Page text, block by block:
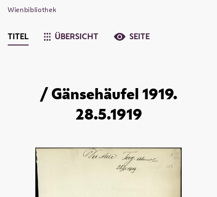
Wienbibliothek
TITEL ÜBERSICHT SEITE
/ Gänsehäufel 1919.
28.5.1919